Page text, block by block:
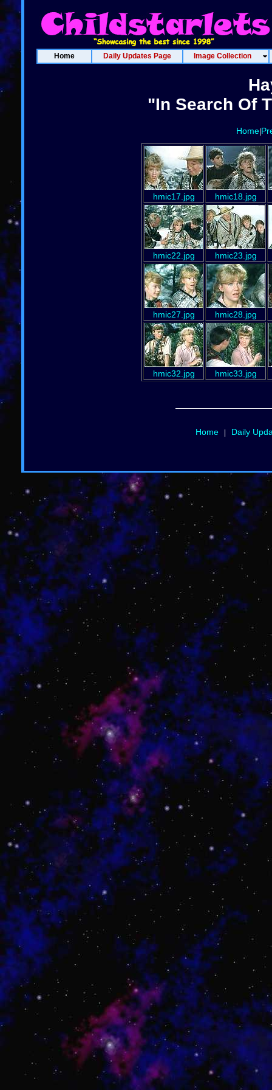
Home Daily Updates Page Image Collection
"In Search Of
Home|
hmic17.jpg hmic18.jpg
hmic22.jpg hmic23.jpg
hmic27.jpg hmic28.jpg
hmic32.jpg hmic33.jpg
Home| Daily